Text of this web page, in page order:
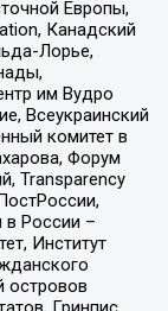
Европы,
Канадский
Лорье,
им Вудро
Всеукраинский
комитет в
Форум
Transparеncy
России –
Институт
островов